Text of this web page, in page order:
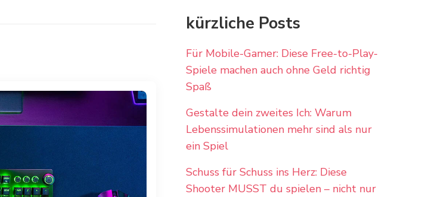
kürzliche Posts
Für Mobile-Gamer: Diese Free-to-Play-
Spiele machen auch ohne Geld richtig
Spaß
Gestalte dein zweites Ich: Warum
Lebenssimulationen mehr sind als nur
ein Spiel
Schuss für Schuss ins Herz: Diese
Shooter MUSST du spielen – nicht nur